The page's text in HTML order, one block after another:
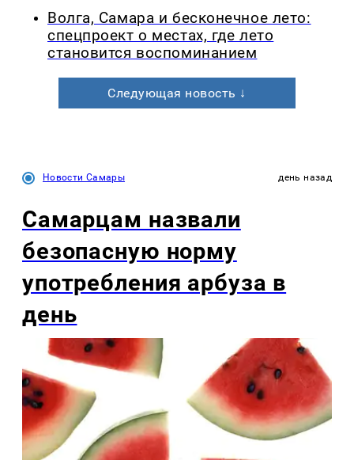
Волга, Самара и бесконечное лето:
спецпроект о местах, где лето
становится воспоминанием
Следующая новость ↓
Новости Самары день назад
Самарцам назвали
безопасную норму
употребления арбуза в
день